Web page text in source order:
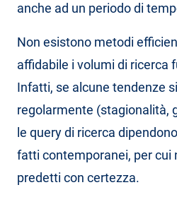
anche ad un periodo di
Non esistono metodi
affidabile i volumi di ricerca
Infatti, se alcune tendenze
regolarmente (stagionalità,
le query di ricerca
fatti contemporanei, per cui
predetti con certezza.